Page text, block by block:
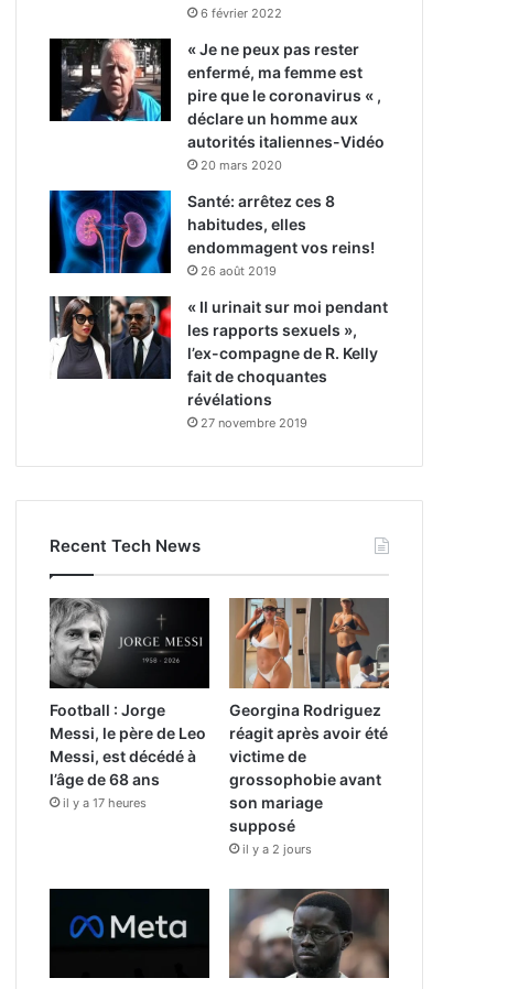
6 février 2022
« Je ne peux pas rester
enfermé, ma femme est
pire que le coronavirus « ,
déclare un homme aux
autorités italiennes-Vidéo
20 mars 2020
Santé: arrêtez ces 8
habitudes, elles
endommagent vos reins!
26 août 2019
« Il urinait sur moi pendant
les rapports sexuels »,
l’ex-compagne de R. Kelly
fait de choquantes
révélations
27 novembre 2019
Recent Tech News
Football : Jorge
Messi, le père de Leo
Messi, est décédé à
l’âge de 68 ans
il y a 17 heures
Georgina Rodriguez
réagit après avoir été
victime de
grossophobie avant
son mariage
supposé
il y a 2 jours